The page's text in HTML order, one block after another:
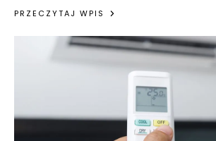
PRZECZYTAJ WPIS